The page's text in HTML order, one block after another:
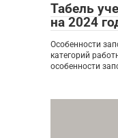
Табель
на 2024
Особенности
категорий
особенности